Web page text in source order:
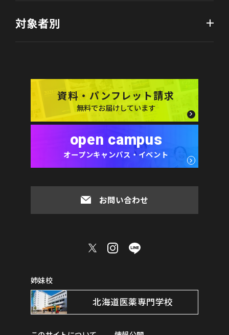
対象者別
資料・パンフレット請求
無料でお届けしています
open campus
オープンキャンパス・イベント
お問い合わせ
姉妹校
北海道医薬専門学校